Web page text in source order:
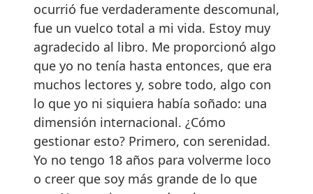
ocurrió fue verdaderamente descomunal,
fue un vuelco total a mi vida. Estoy muy
agradecido al libro. Me proporcionó algo
que yo no tenía hasta entonces, que era
muchos lectores y, sobre todo, algo con
lo que yo ni siquiera había soñado: una
dimensión internacional. ¿Cómo
gestionar esto? Primero, con serenidad.
Yo no tengo 18 años para volverme loco
o creer que soy más grande de lo que